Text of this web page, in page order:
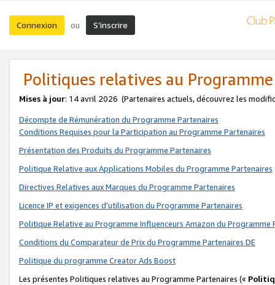
Connexion ou S’inscrire
Politiques relatives au
Mises à jour: 14 avril 2026 (Partenaires actuels, découvrez les
Décompte de Rémunération du Programme Partenaires
Conditions Requises pour la Participation au Programme Partenaires
Présentation des Produits du Programme Partenaires
Politique Relative aux Applications Mobiles du Programme Partenaires
Directives Relatives aux Marques du Programme Partenaires
Licence IP et exigences d'utilisation du Programme Partenaires
Politique Relative au Programme Influenceurs Amazon du Programme
Conditions du Comparateur de Prix du Programme Partenaires DE
Politique du programme Creator Ads Boost
Les présentes Politiques relatives au Programme Partenaires («